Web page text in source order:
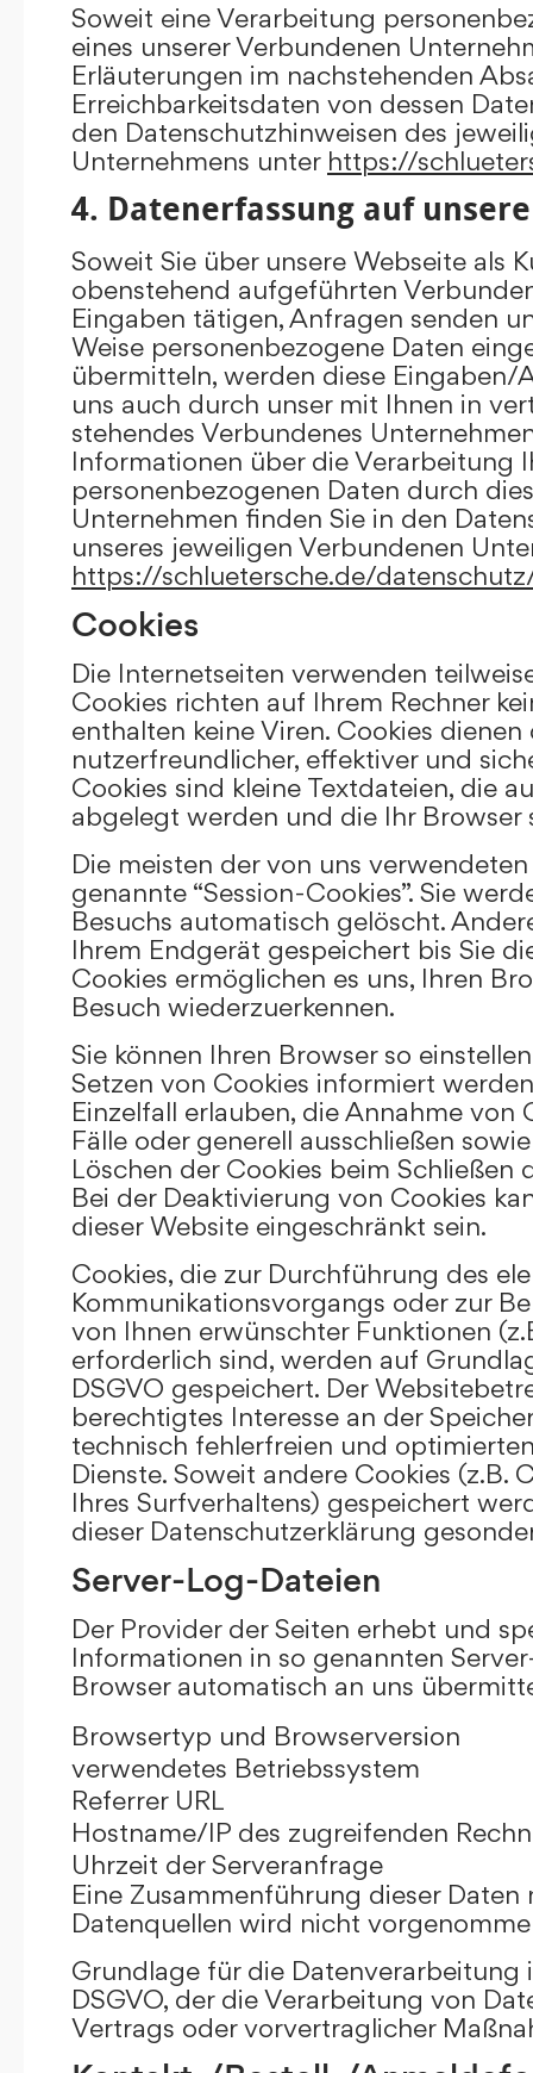
Soweit eine Verarbeitung
eines unserer Verbundenen
Erläuterungen im nachstehenden
Erreichbarkeitsdaten von dessen
den Datenschutzhinweisen des
Unternehmens unter https://
4. Datenerfassung auf
Soweit Sie über unsere Webseite als
obenstehend aufgeführten
Eingaben tätigen, Anfragen senden
Weise personenbezogene Daten
übermitteln, werden diese
uns auch durch unser mit Ihnen in
stehendes Verbundenes
Informationen über die Verarbeitung
personenbezogenen Daten durch
Unternehmen finden Sie in den
unseres jeweiligen Verbundenen
https://schluetersche.de/
Cookies
Die Internetseiten verwenden
Cookies richten auf Ihrem Rechner
enthalten keine Viren. Cookies
nutzerfreundlicher, effektiver und
Cookies sind kleine Textdateien, die
abgelegt werden und die Ihr Browser
Die meisten der von uns
genannte “Session-Cookies”. Sie
Besuchs automatisch gelöscht.
Ihrem Endgerät gespeichert bis Sie
Cookies ermöglichen es uns, Ihren
Besuch wiederzuerkennen.
Sie können Ihren Browser so
Setzen von Cookies informiert
Einzelfall erlauben, die Annahme von
Fälle oder generell ausschließen
Löschen der Cookies beim Schließen
Bei der Deaktivierung von Cookies
dieser Website eingeschränkt sein.
Cookies, die zur Durchführung des
Kommunikationsvorgangs oder zur
von Ihnen erwünschter Funktionen
erforderlich sind, werden auf
DSGVO gespeichert. Der
berechtigtes Interesse an der
technisch fehlerfreien und
Dienste. Soweit andere Cookies (z.B.
Ihres Surfverhaltens) gespeichert
dieser Datenschutzerklärung
Server-Log-Dateien
Der Provider der Seiten erhebt und
Informationen in so genannten
Browser automatisch an uns
Browsertyp und Browserversion
verwendetes Betriebssystem
Referrer URL
Hostname/IP des zugreifenden
Uhrzeit der Serveranfrage
Eine Zusammenführung dieser Daten
Datenquellen wird nicht
Grundlage für die Datenverarbeitung
DSGVO, der die Verarbeitung von
Vertrags oder vorvertraglicher